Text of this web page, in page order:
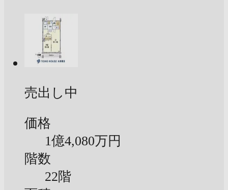
売出し中
価格
1億4,080万円
階数
22階